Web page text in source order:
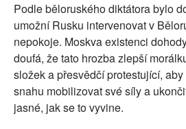
Podle běloruského diktátora bylo
umožní Rusku intervenovat v
nepokoje. Moskva existenci
doufá, že tato hrozba zlepší
složek a přesvědčí protestující,
snahu mobilizovat své síly a
jasné, jak se to vyvine.